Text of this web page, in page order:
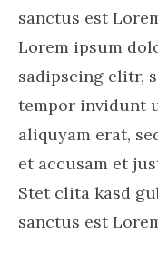
sanctus est
Lorem ipsum
sadipscing elitr,
tempor invidunt
aliquyam erat,
et accusam et
Stet clita kasd
sanctus est